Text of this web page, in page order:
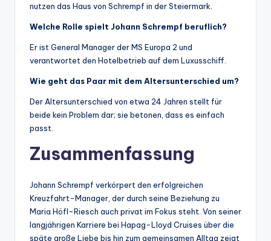
nutzen das Haus von Schrempf in der Steiermark.
Welche Rolle spielt Johann Schrempf beruflich?
Er ist General Manager der MS Europa 2 und
verantwortet den Hotelbetrieb auf dem Luxusschiff.
Wie geht das Paar mit dem Altersunterschied um?
Der Altersunterschied von etwa 24 Jahren stellt für
beide kein Problem dar; sie betonen, dass es einfach
passt.
Zusammenfassung
Johann Schrempf verkörpert den erfolgreichen
Kreuzfahrt-Manager, der durch seine Beziehung zu
Maria Höfl-Riesch auch privat im Fokus steht. Von seiner
langjährigen Karriere bei Hapag-Lloyd Cruises über die
späte große Liebe bis hin zum gemeinsamen Alltag zeigt